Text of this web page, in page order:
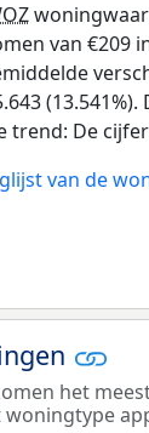
van €209
trend: De
van de
het
woningtype